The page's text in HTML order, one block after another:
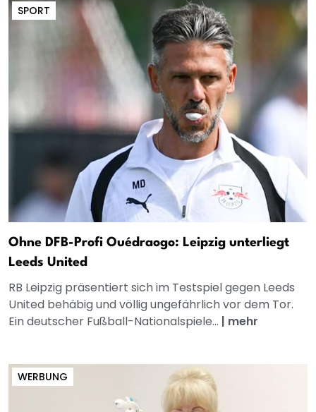
SPORT
Ohne DFB-Profi Ouédraogo: Leipzig unterliegt
Leeds United
RB Leipzig präsentiert sich im Testspiel gegen Leeds
United behäbig und völlig ungefährlich vor dem Tor.
Ein deutscher Fußball-Nationalspiele... | mehr
WERBUNG